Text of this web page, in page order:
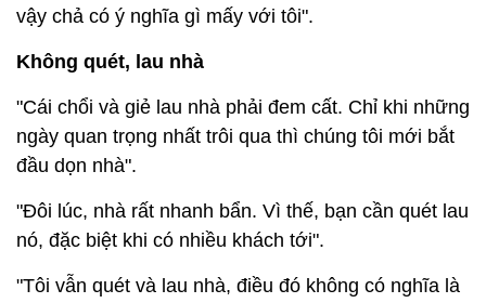
vậy chả có ý nghĩa gì mấy với tôi".
Không quét, lau nhà
"Cái chổi và giẻ lau nhà phải đem cất. Chỉ khi những
ngày quan trọng nhất trôi qua thì chúng tôi mới bắt
đầu dọn nhà".
"Đôi lúc, nhà rất nhanh bẩn. Vì thế, bạn cần quét lau
nó, đặc biệt khi có nhiều khách tới".
"Tôi vẫn quét và lau nhà, điều đó không có nghĩa là